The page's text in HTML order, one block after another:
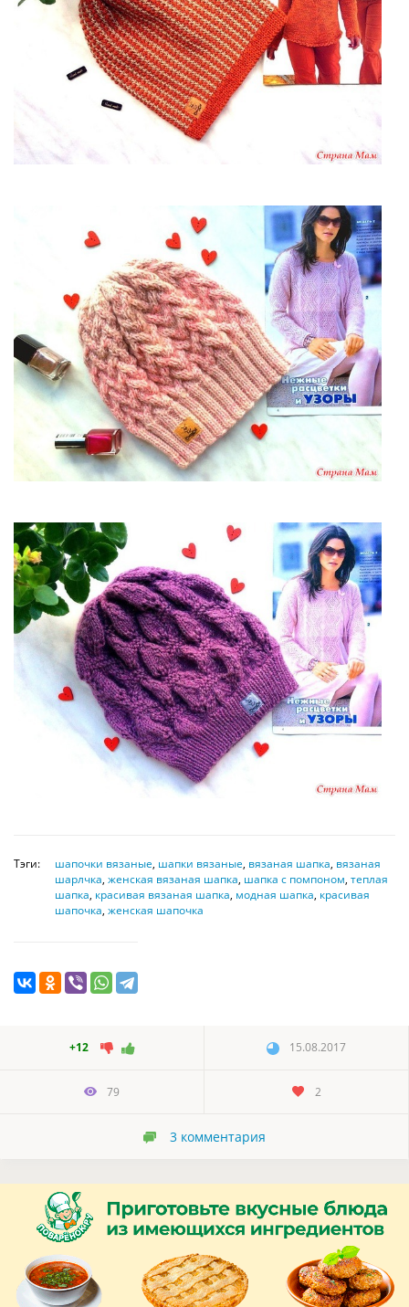
Тэги: шапочки вязаные, шапки вязаные, вязаная шапка, вязаная
шарлчка, женская вязаная шапка, шапка с помпоном, теплая
шапка, красивая вязаная шапка, модная шапка, красивая
шапочка, женская шапочка
+12 15.08.2017
79 2
3 комментария